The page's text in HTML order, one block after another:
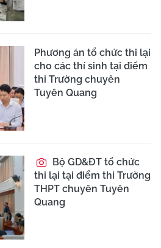
Phương án tổ chức thi lại
cho các thí sinh tại điểm
thi Trường chuyên
Tuyên Quang
Bộ GD&ĐT tổ chức
thi lại tại điểm thi Trường
THPT chuyên Tuyên
Quang